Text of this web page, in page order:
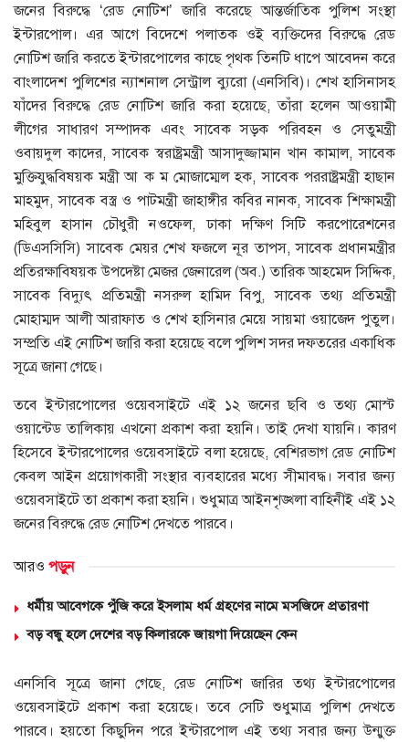
জনের বিরুদ্ধে ‘রেড নোটিশ’ জারি করেছে আন্তর্জাতিক পুলিশ সংস্থা
ইন্টারপোল। এর আগে বিদেশে পলাতক ওই ব্যক্তিদের বিরুদ্ধে রেড
নোটিশ জারি করতে ইন্টারপোলের কাছে পৃথক তিনটি ধাপে আবেদন করে
বাংলাদেশ পুলিশের ন্যাশনাল সেন্ট্রাল ব্যুরো (এনসিবি)। শেখ হাসিনাসহ
যাঁদের বিরুদ্ধে রেড নোটিশ জারি করা হয়েছে, তাঁরা হলেন আওয়ামী
লীগের সাধারণ সম্পাদক এবং সাবেক সড়ক পরিবহন ও সেতুমন্ত্রী
ওবায়দুল কাদের, সাবেক স্বরাষ্ট্রমন্ত্রী আসাদুজ্জামান খান কামাল, সাবেক
মুক্তিযুদ্ধবিষয়ক মন্ত্রী আ ক ম মোজাম্মেল হক, সাবেক পররাষ্ট্রমন্ত্রী হাছান
মাহমুদ, সাবেক বস্ত্র ও পাটমন্ত্রী জাহাঙ্গীর কবির নানক, সাবেক শিক্ষামন্ত্রী
মহিবুল হাসান চৌধুরী নওফেল, ঢাকা দক্ষিণ সিটি করপোরেশনের
(ডিএসসিসি) সাবেক মেয়র শেখ ফজলে নূর তাপস, সাবেক প্রধানমন্ত্রীর
প্রতিরক্ষাবিষয়ক উপদেষ্টা মেজর জেনারেল (অব.) তারিক আহমেদ সিদ্দিক,
সাবেক বিদ্যুৎ প্রতিমন্ত্রী নসরুল হামিদ বিপু, সাবেক তথ্য প্রতিমন্ত্রী
মোহাম্মদ আলী আরাফাত ও শেখ হাসিনার মেয়ে সায়মা ওয়াজেদ পুতুল।
সম্প্রতি এই নোটিশ জারি করা হয়েছে বলে পুলিশ সদর দফতরের একাধিক
সূত্রে জানা গেছে।
তবে ইন্টারপোলের ওয়েবসাইটে এই ১২ জনের ছবি ও তথ্য মোস্ট
ওয়ান্টেড তালিকায় এখনো প্রকাশ করা হয়নি। তাই দেখা যায়নি। কারণ
হিসেবে ইন্টারপোলের ওয়েবসাইটে বলা হয়েছে, বেশিরভাগ রেড নোটিশ
কেবল আইন প্রয়োগকারী সংস্থার ব্যবহারের মধ্যে সীমাবদ্ধ। সবার জন্য
ওয়েবসাইটে তা প্রকাশ করা হয়নি। শুধুমাত্র আইনশৃঙ্খলা বাহিনীই এই ১২
জনের বিরুদ্ধে রেড নোটিশ দেখতে পারবে।
আরও পড়ুন
ধর্মীয় আবেগকে পুঁজি করে ইসলাম ধর্ম গ্রহণের নামে মসজিদে প্রতারণা
বড় বন্ধু হলে দেশের বড় কিলারকে জায়গা দিয়েছেন কেন
এনসিবি সূত্রে জানা গেছে, রেড নোটিশ জারির তথ্য ইন্টারপোলের
ওয়েবসাইটে প্রকাশ করা হয়েছে। তবে সেটি শুধুমাত্র পুলিশ দেখতে
পারবে। হয়তো কিছুদিন পরে ইন্টারপোল এই তথ্য সবার জন্য উন্মুক্ত